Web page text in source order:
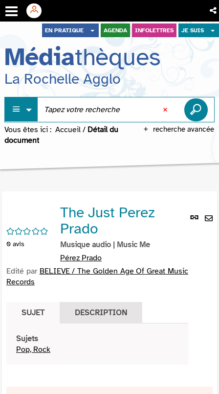
menu
contenu
recherche
EN PRATIQUE AGENDA INFOLETTRES JE SUIS
Médiathèques
La Rochelle Agglo
recherche avancée
Vous êtes ici : Accueil / Détail du
document
Lien
/5
0 avis
The Just Perez
Prado
Musique audio | Music Me
Pérez Prado
Edité par BELIEVE / The Golden Age Of Great Music
Records
SUJET DESCRIPTION
Sujets
Pop, Rock